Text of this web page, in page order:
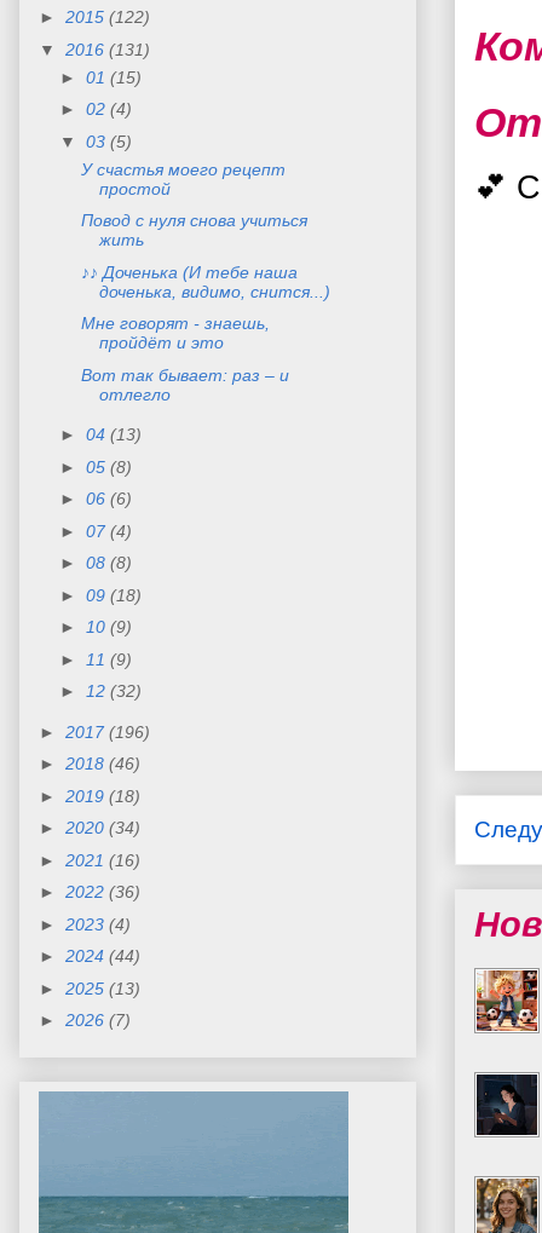
💕
► 2015 (122)
▼ 2016 (131)
► 01 (15)
► 02 (4)
▼ 03 (5)
У счастья моего рецепт
простой
Повод с нуля снова учиться
жить
♪♪ Доченька (И тебе наша
доченька, видимо, снится...)
Мне говорят - знаешь,
пройдёт и это
Вот так бывает: раз – и
отлегло
► 04 (13)
► 05 (8)
► 06 (6)
► 07 (4)
► 08 (8)
► 09 (18)
►
10 (9)
►
11 (9)
►
12 (32)
► 2017 (196)
► 2018 (46)
► 2019 (18)
► 2020 (34)
► 2021 (16)
► 2022 (36)
► 2023 (4)
► 2024 (44)
► 2025 (13)
► 2026 (7)